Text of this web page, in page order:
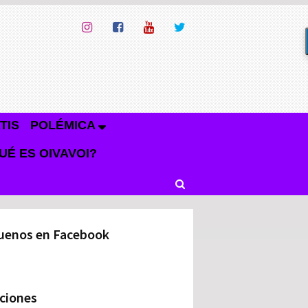
POLÉMICA
ES OIVAVOI?
en Facebook